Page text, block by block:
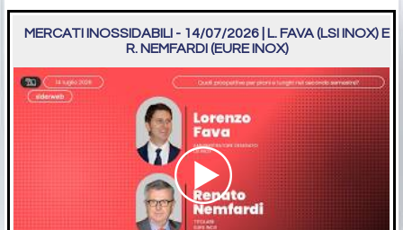
MERCATI INOSSIDABILI - 14/07/2026 | L. FAVA (LSI INOX) E
R. NEMFARDI (EURE INOX)